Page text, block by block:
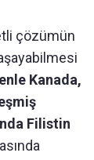
çözümün
Kanada,
Filistin